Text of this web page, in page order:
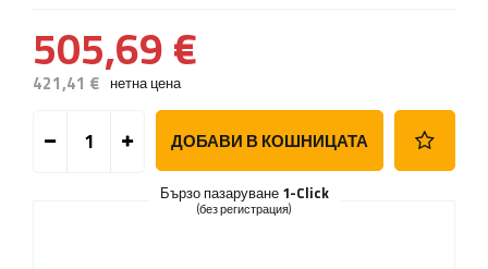
505,69 €
421,41 € нетна цена
ДОБАВИ В КОШНИЦАТА
Бързо пазаруване 1-Click
(без регистрация)